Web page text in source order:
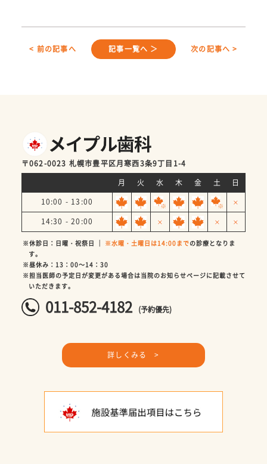
< 前の記事へ 記事一覧へ ＞ 次の記事へ >
〒062-0023 札幌市豊平区月寒西3条9丁目1-4
月
火 水 木 金 土
日
10:00 - 13:00
14:30 - 20:00
※休診日：日曜・祝祭日 ｜ ※水曜・土曜日は14:00までの診療となりま
す。
※昼休み：13：00～14：30
※担当医師の予定日が変更がある場合は当院のお知らせページに記載させて
いただきます。
011-852-4182 (予約優先)
詳しくみる >